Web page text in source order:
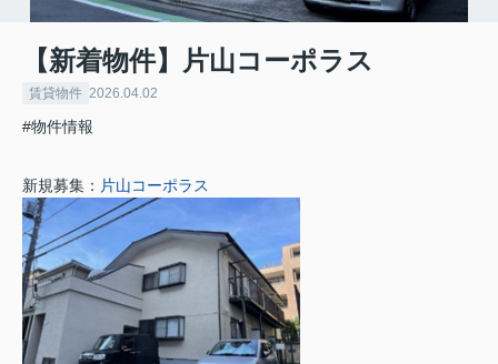
【新着物件】片山コーポラス
賃貸物件 2026.04.02
#物件情報
新規募集： 片山コーポラス